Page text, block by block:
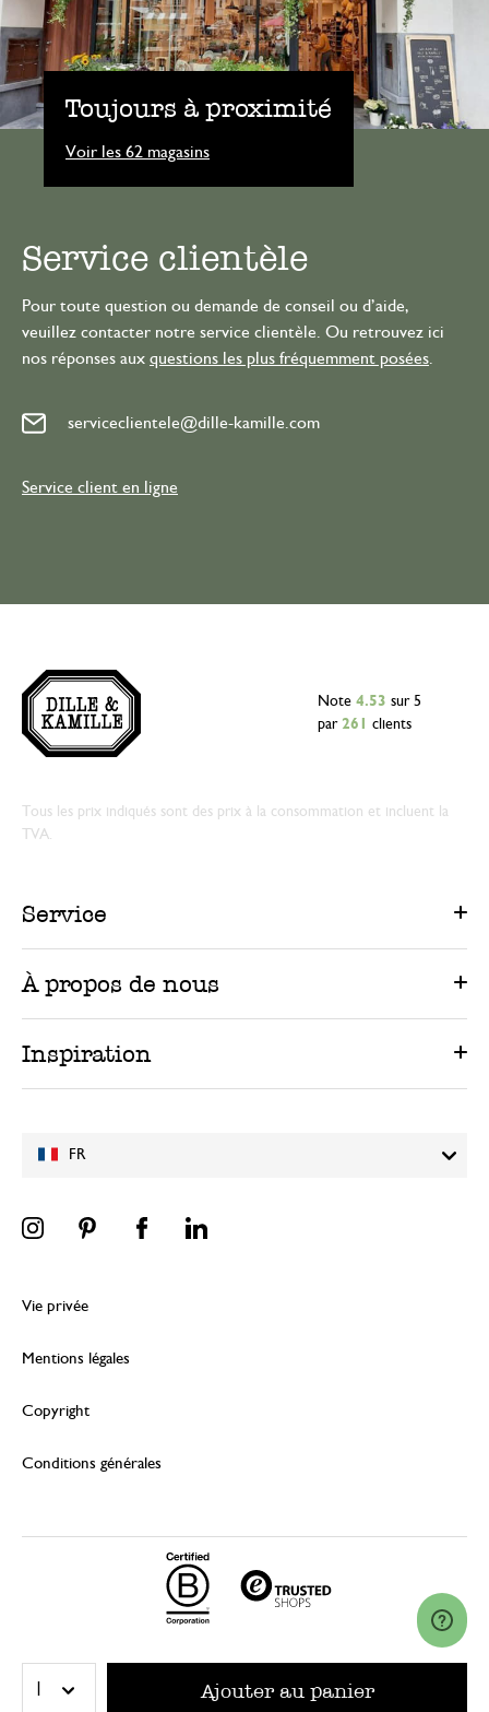
Ajouter au panier
Toujours à proximité
Voir les 62 magasins
Service clientèle
Pour toute question ou demande de conseil ou d’aide,
veuillez contacter notre service clientèle. Ou retrouvez ici
nos réponses aux questions les plus fréquemment posées
serviceclientele@dille-kamille.com
Service client en ligne
FR
Note 4.53 sur 5
par 261 clients
Tous les prix indiqués sont des prix à la consommation et incluent la
TVA.
Service
À propos de nous
Inspiration
Vie privée
Mentions légales
Copyright
Conditions générales
© 2026 Dille & Kamille (Nederland) B.V.